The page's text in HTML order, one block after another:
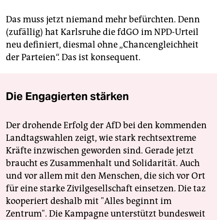
Das muss jetzt niemand mehr befürchten. Denn
(zufällig) hat Karlsruhe die fdGO im NPD-Urteil
neu definiert, diesmal ohne „Chancengleichheit
der Parteien“. Das ist konsequent.
Die Engagierten stärken
Der drohende Erfolg der AfD bei den kommenden
Landtagswahlen zeigt, wie stark rechtsextreme
Kräfte inzwischen geworden sind. Gerade jetzt
braucht es Zusammenhalt und Solidarität. Auch
und vor allem mit den Menschen, die sich vor Ort
für eine starke Zivilgesellschaft einsetzen. Die taz
kooperiert deshalb mit "Alles beginnt im
Zentrum". Die Kampagne unterstützt bundesweit